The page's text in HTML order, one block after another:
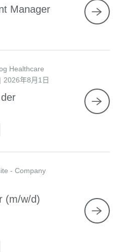
Manager
Healthcare
2026年8月1日
- Company
(m/w/d)